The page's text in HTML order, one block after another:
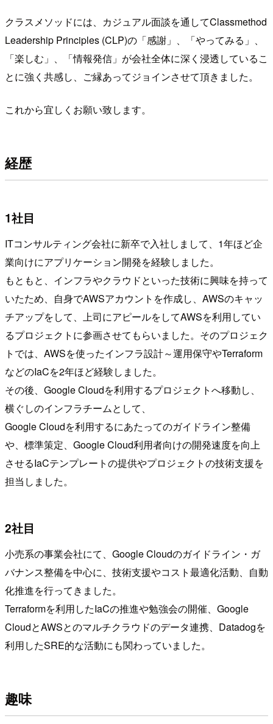
クラスメソッドには、カジュアル面談を通してClassmethod
Leadership Principles (CLP)の「感謝」、「やってみる」、
「楽しむ」、「情報発信」が会社全体に深く浸透しているこ
とに強く共感し、ご縁あってジョインさせて頂きました。
これから宜しくお願い致します。
経歴
1社目
ITコンサルティング会社に新卒で入社しまして、1年ほど企
業向けにアプリケーション開発を経験しました。
もともと、インフラやクラウドといった技術に興味を持って
いたため、自身でAWSアカウントを作成し、AWSのキャッ
チアップをして、上司にアピールをしてAWSを利用してい
るプロジェクトに参画させてもらいました。そのプロジェク
トでは、AWSを使ったインフラ設計～運用保守やTerraform
などのIaCを2年ほど経験しました。
その後、Google Cloudを利用するプロジェクトへ移動し、
横ぐしのインフラチームとして、
Google Cloudを利用するにあたってのガイドライン整備
や、標準策定、Google Cloud利用者向けの開発速度を向上
させるIaCテンプレートの提供やプロジェクトの技術支援を
担当しました。
2社目
小売系の事業会社にて、Google Cloudのガイドライン・ガ
バナンス整備を中心に、技術支援やコスト最適化活動、自動
化推進を行ってきました。
Terraformを利用したIaCの推進や勉強会の開催、Google
CloudとAWSとのマルチクラウドのデータ連携、Datadogを
利用したSRE的な活動にも関わっていました。
趣味